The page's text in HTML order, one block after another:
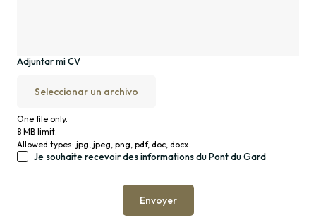
Adjuntar mi CV
Seleccionar un archivo
One file only.
8 MB limit.
Allowed types: jpg, jpeg, png, pdf, doc, docx.
Je souhaite recevoir des informations du Pont du Gard